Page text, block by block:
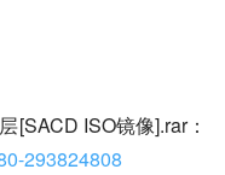
[SACD ISO镜像].rar：
293824808